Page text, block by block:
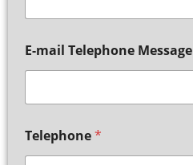
E-mail Telephone Message
Telephone*